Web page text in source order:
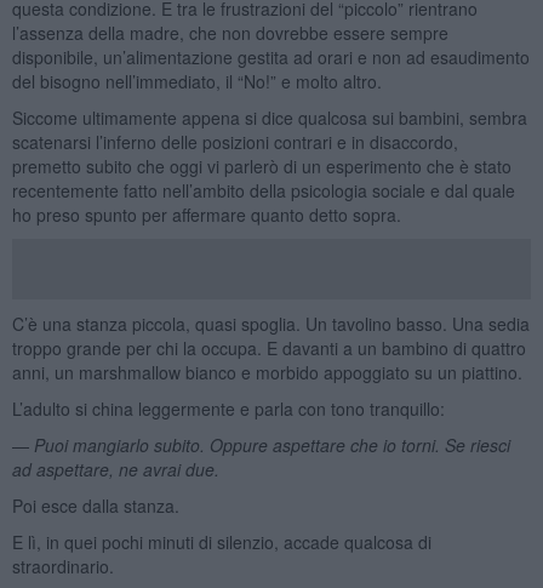
questa condizione. E tra le frustrazioni del “piccolo” rientrano
l’assenza della madre, che non dovrebbe essere sempre
disponibile, un’alimentazione gestita ad orari e non ad esaudimento
del bisogno nell’immediato, il “No!” e molto altro.
Siccome ultimamente appena si dice qualcosa sui bambini, sembra
scatenarsi l’inferno delle posizioni contrari e in disaccordo,
premetto subito che oggi vi parlerò di un esperimento che è stato
recentemente fatto nell’ambito della psicologia sociale e dal quale
ho preso spunto per affermare quanto detto sopra.
C’è una stanza piccola, quasi spoglia. Un tavolino basso. Una sedia
troppo grande per chi la occupa. E davanti a un bambino di quattro
anni, un marshmallow bianco e morbido appoggiato su un piattino.
L’adulto si china leggermente e parla con tono tranquillo:
— Puoi mangiarlo subito. Oppure aspettare che io torni. Se riesci
ad aspettare, ne avrai due.
Poi esce dalla stanza.
E lì, in quei pochi minuti di silenzio, accade qualcosa di
straordinario.